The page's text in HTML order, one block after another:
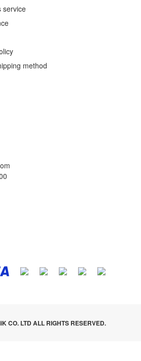
service
method
CO. LTD ALL RIGHTS RESERVED.